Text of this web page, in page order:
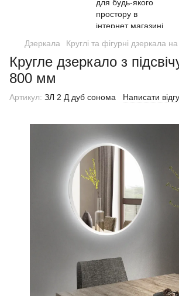
Дзеркала Круглі та фігурні дзеркала
Кругле дзеркало з
800 мм
Артикул: ЗЛ 2 Д дуб сонома Написати